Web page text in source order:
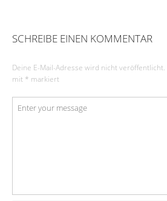
SCHREIBE EINEN KOMMENTAR
Deine E-Mail-Adresse wird nicht veröffentlicht.
mit * markiert
Kommentar